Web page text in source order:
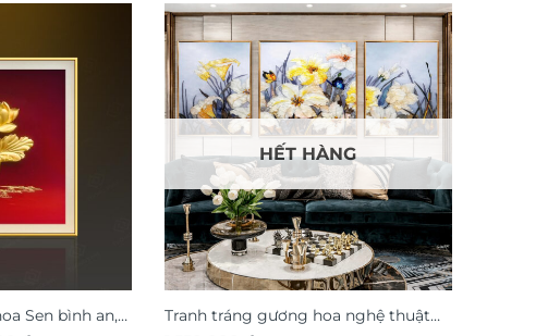
Sen bình an,
HẾT HÀNG
Tranh tráng gương hoa nghệ thuật